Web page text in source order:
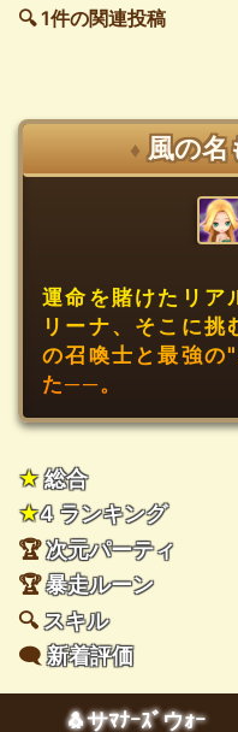
🔍 1件の関連投稿
♦ 風の名
運命を賭けたリア
リーナ、そこに挑
の召喚士と最強の
た──。
★総合
★4 ランキング
🏆次元パーティ
🏆暴走ルーン
🔍スキル
🗨️新着評価
🐧サﾏﾅｰｽﾞウｫｰ